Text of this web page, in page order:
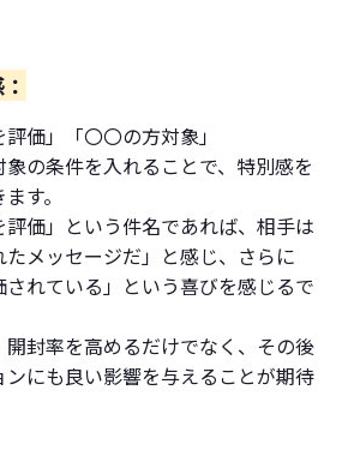
価」「〇〇の方対象」
の条件を入れることで、特別感を
す。
評価」という件名であれば、相手は
たメッセージだ」と感じ、さらに
されている」という喜びを感じるで
封率を高めるだけでなく、その後
にも良い影響を与えることが期待